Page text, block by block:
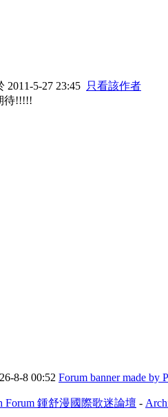
2011-5-27 23:45 只看該作者
待!!!!!
8-8 00:52 Forum banner made by
Forum 鍾舒漫國際歌迷論壇 -